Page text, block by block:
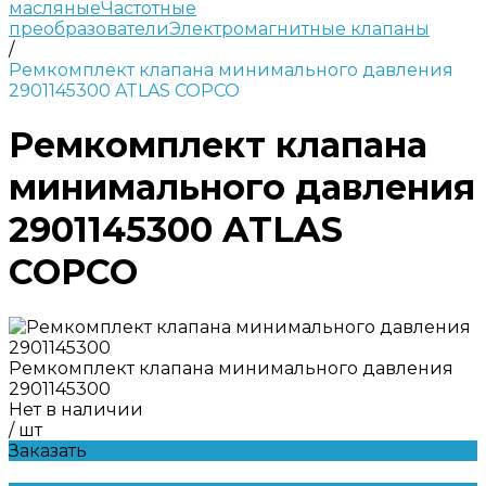
масляныеЧастотные
преобразователиЭлектромагнитные клапаны
/
Ремкомплект клапана минимального давления
2901145300 ATLAS COPCO
Ремкомплект клапана
минимального давления
2901145300 ATLAS
COPCO
Ремкомплект клапана минимального давления
2901145300
Нет в наличии
/ шт
Заказать